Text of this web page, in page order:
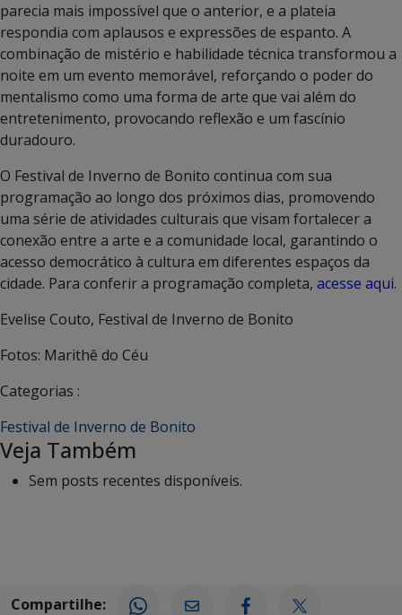
parecia mais impossível que o anterior, e a plateia
respondia com aplausos e expressões de espanto. A
combinação de mistério e habilidade técnica transformou a
noite em um evento memorável, reforçando o poder do
mentalismo como uma forma de arte que vai além do
entretenimento, provocando reflexão e um fascínio
duradouro.
O Festival de Inverno de Bonito continua com sua
programação ao longo dos próximos dias, promovendo
uma série de atividades culturais que visam fortalecer a
conexão entre a arte e a comunidade local, garantindo o
acesso democrático à cultura em diferentes espaços da
cidade. Para conferir a programação completa, acesse aqui.
Evelise Couto, Festival de Inverno de Bonito
Fotos: Marithê do Céu
Categorias :
Festival de Inverno de Bonito
Veja Também
Sem posts recentes disponíveis.
Compartilhe: